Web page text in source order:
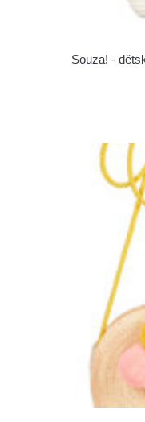
Souza! -